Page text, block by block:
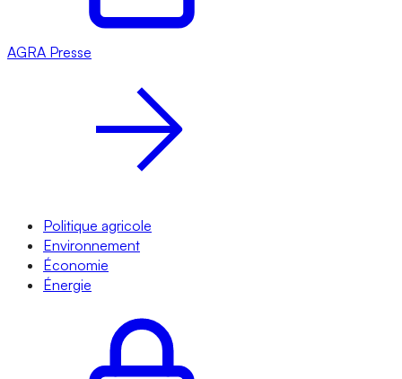
AGRA Presse
Politique agricole
Environnement
Économie
Énergie